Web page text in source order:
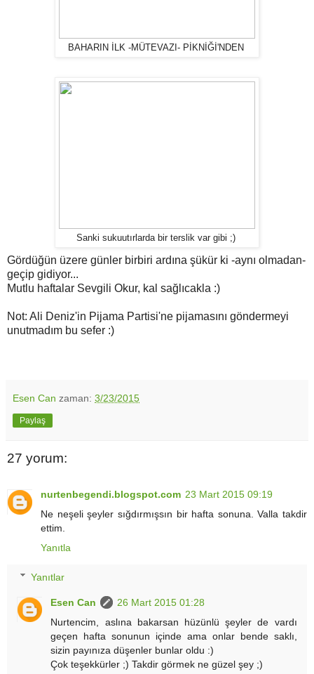
BAHARIN İLK -MÜTEVAZI- PİKNİĞİ'NDEN
Sanki sukuutırlarda bir terslik var gibi ;)
Gördüğün üzere günler birbiri ardına şükür ki -aynı olmadan-
geçip gidiyor...
Mutlu haftalar Sevgili Okur, kal sağlıcakla :)
Not: Ali Deniz'in Pijama Partisi'ne pijamasını göndermeyi
unutmadım bu sefer :)
Esen Can zaman: 3/23/2015
Paylaş
27 yorum:
nurtenbegendi.blogspot.com 23 Mart 2015 09:19
Ne neşeli şeyler sığdırmışsın bir hafta sonuna. Valla takdir
ettim.
Yanıtla
Yanıtlar
Esen Can
26 Mart 2015 01:28
Nurtencim, aslına bakarsan hüzünlü şeyler de vardı
geçen hafta sonunun içinde ama onlar bende saklı,
sizin payınıza düşenler bunlar oldu :)
Çok teşekkürler ;) Takdir görmek ne güzel şey ;)